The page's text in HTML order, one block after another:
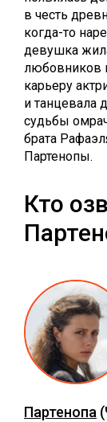
в честь
когда-то
девушка
любовников
карьеру
и танцевала
судьбы
брата
Партенопы.
Кто
Партенопа